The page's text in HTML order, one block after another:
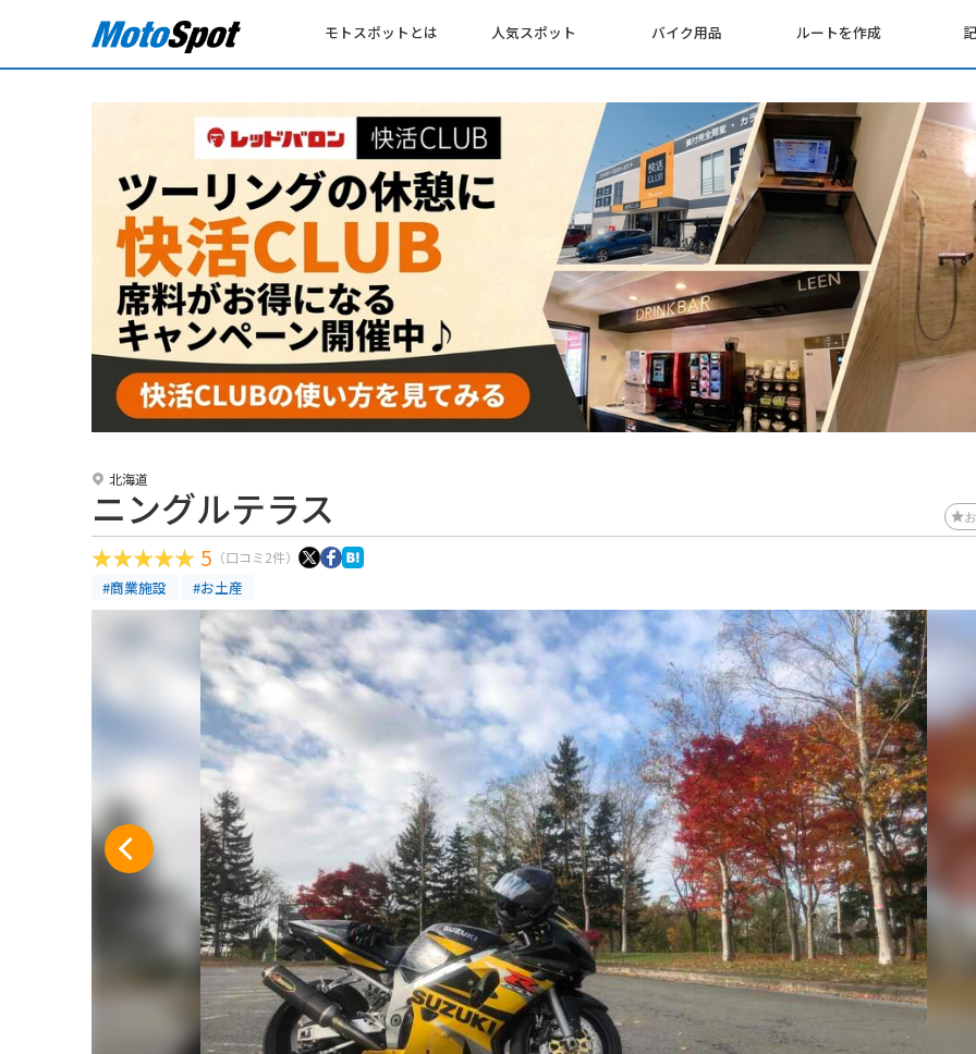
モトスポットとは 人気スポット バイク用品 ルートを作成
北海道
ニングルテラス
5 （口コミ2件）
#商業施設 #お土産